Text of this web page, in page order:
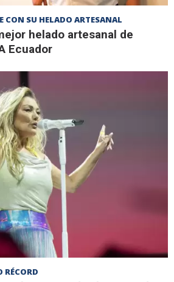
CON SU HELADO ARTESANAL
helado artesanal de
Ecuador
RÉCORD